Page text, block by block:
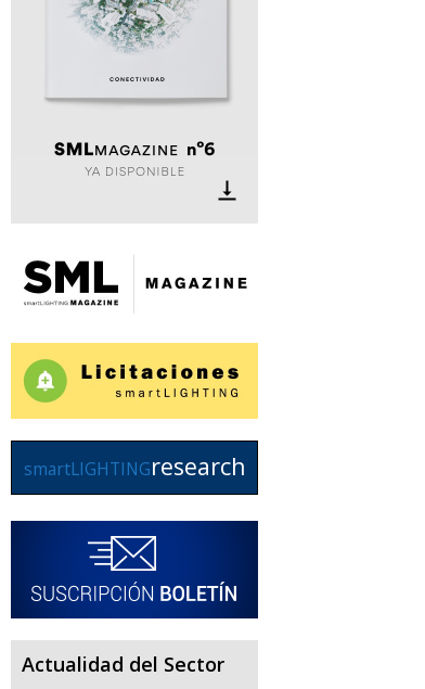
smartLIGHTINGresearch
Actualidad del Sector